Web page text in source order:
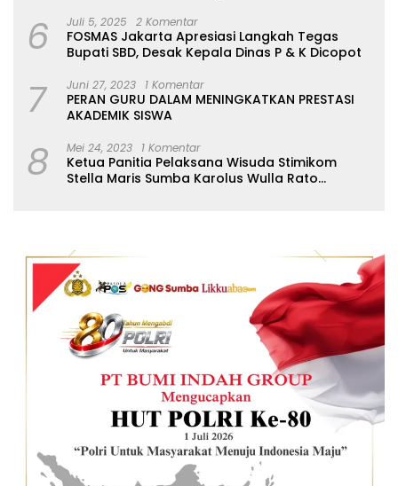
6 Juli 5, 2025 2 Komentar
FOSMAS Jakarta Apresiasi Langkah Tegas
Bupati SBD, Desak Kepala Dinas P & K Dicopot
7 Juni 27, 2023 1 Komentar
PERAN GURU DALAM MENINGKATKAN PRESTASI
AKADEMIK SISWA
8 Mei 24, 2023 1 Komentar
Ketua Panitia Pelaksana Wisuda Stimikom
Stella Maris Sumba Karolus Wulla Rato